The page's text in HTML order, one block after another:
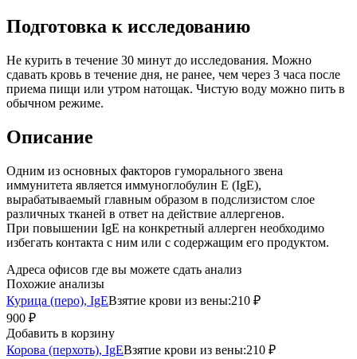
Подготовка к исследованию
Не курить в течение 30 минут до исследования. Можно
сдавать кровь в течение дня, не ранее, чем через 3 часа после
приема пищи или утром натощак. Чистую воду можно пить в
обычном режиме.
Описание
Одним из основных факторов гуморального звена
иммунитета является иммуноглобулин Е (IgE),
вырабатываемый главным образом в подслизистом слое
различных тканей в ответ на действие аллергенов.
При повышении IgE на конкретный аллерген необходимо
избегать контакта с ним или с содержащим его продуктом.
Адреса офисов где вы можете сдать анализ
Похожие анализы
Курица (перо), IgEВзятие крови из вены:210 ₽
900 ₽
Добавить в корзину
Корова (перхоть), IgEВзятие крови из вены:210 ₽